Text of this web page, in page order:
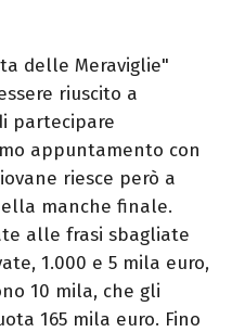
delle Meraviglie"
riuscito a
partecipare
appuntamento con
riesce però a
manche finale.
alle frasi sbagliate
1.000 e 5 mila euro,
10 mila, che gli
165 mila euro. Fino